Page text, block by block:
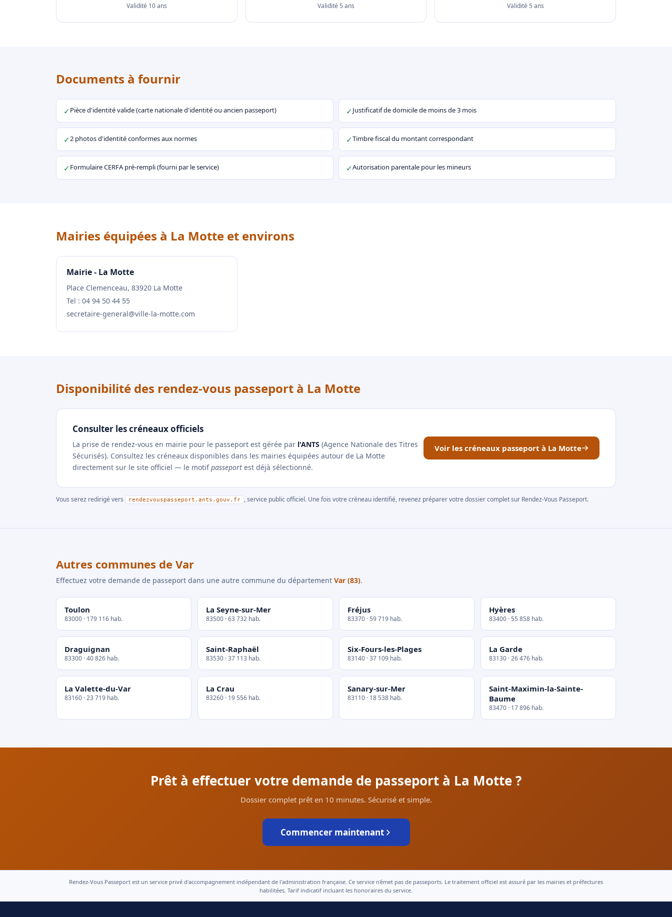
Validité 10 ans Validité 5 ans Validité 5 ans
Documents à fournir
✓ Pièce d'identité valide (carte nationale d'identité ou ancien passeport) ✓Justificatif de domicile de moins de 3 mois
✓2 photos d'identité conformes aux normes ✓Timbre fiscal du montant correspondant
✓ Formulaire CERFA pré-rempli (fourni par le service) ✓Autorisation parentale pour les mineurs
Mairies équipées à La Motte et environs
Mairie - La Motte
Place Clemenceau, 83920 La Motte
Tel : 04 94 50 44 55
secretaire-general@ville-la-motte.com
Disponibilité des rendez-vous passeport à La Motte
Consulter les créneaux officiels
La prise de rendez-vous en mairie pour le passeport est gérée par l'ANTS (Agence Nationale des Titres
Sécurisés). Consultez les créneaux disponibles dans les mairies équipées autour de La Motte
directement sur le site officiel — le motifpasseport est déjà sélectionné.
Voir les créneaux passeport à La Motte
Vous serez redirigé vers rendezvouspasseport.ants.gouv.fr , service public officiel. Une fois votre créneau identifié, revenez préparer votre dossier complet sur Rendez-Vous Passeport.
Autres communes de Var
Effectuez votre demande de passeport dans une autre commune du département Var (83).
Toulon
83000 · 179 116 hab.
La Seyne-sur-Mer
83500 · 63 732 hab.
Fréjus
83370 · 59 719 hab.
Hyères
83400 · 55 858 hab.
Draguignan
83300 · 40 826 hab.
Saint-Raphaël
83530 · 37 113 hab.
Six-Fours-les-Plages
83140 · 37 109 hab.
La Garde
83130 · 26 476 hab.
La Valette-du-Var
83160 · 23 719 hab.
La Crau
83260 · 19 556 hab.
Sanary-sur-Mer
83110 · 18 538 hab.
Saint-Maximin-la-Sainte-
Baume
83470 · 17 896 hab.
Prêt à effectuer votre demande de passeport à La Motte ?
Dossier complet prêt en 10 minutes. Sécurisé et simple.
Commencer maintenant
Rendez-Vous Passeport est un service privé d'accompagnement indépendant de l'administration française. Ce service n'émet pas de passeports. Le traitement officiel est assuré par les mairies et préfectures
habilitées. Tarif indicatif incluant les honoraires du service.